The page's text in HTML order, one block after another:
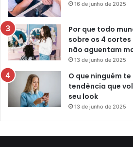
16 de junho de 2025
Por que todo
sobre os 4
não aguentam
13 de junho de 2025
O que ninguém
tendência que
seu look
13 de junho de 2025